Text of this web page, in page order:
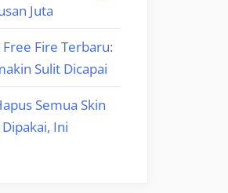
Juta
Fire Terbaru:
Sulit Dicapai
Semua Skin
Ini